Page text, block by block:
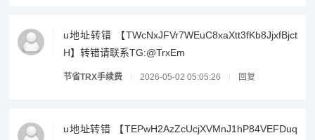
u地址转错 【TWcNxJFVr7WEuC8xaXtt3fKb8JjxfBjct
H】转错请联系TG:@TrxEm
节省TRX手续费 2026-05-02 05:05:26 回复
u地址转错 【TEPwH2AzZcUcjXVMnJ1hP84VEFDuq